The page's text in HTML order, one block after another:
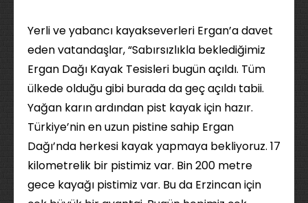
Yerli ve yabancı kayakseverleri Ergan’a davet
eden vatandaşlar, “Sabırsızlıkla beklediğimiz
Ergan Dağı Kayak Tesisleri bugün açıldı. Tüm
ülkede olduğu gibi burada da geç açıldı tabii.
Yağan karın ardından pist kayak için hazır.
Türkiye’nin en uzun pistine sahip Ergan
Dağı’nda herkesi kayak yapmaya bekliyoruz. 17
kilometrelik bir pistimiz var. Bin 200 metre
gece kayağı pistimiz var. Bu da Erzincan için